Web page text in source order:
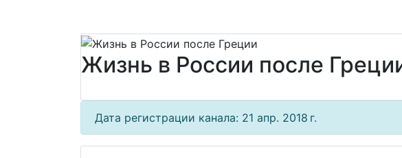
Жизнь в России после
Дата регистрации канала: 21 апр. 2018 г.